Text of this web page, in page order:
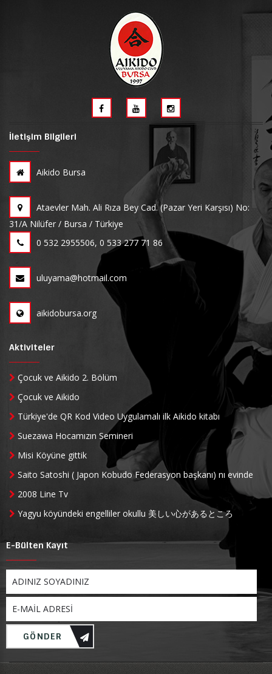
İletişim Bilgileri
Aikido Bursa
Ataevler Mah. Ali Rıza Bey Cad. (Pazar Yeri Karşısı) No:
31/A Nilüfer / Bursa / Türkiye
0 532 2955506, 0 533 277 71 86
uluyama@hotmail.com
aikidobursa.org
Aktiviteler
Çocuk ve Aikido 2. Bölüm
Çocuk ve Aikido
Türkiye'de QR Kod Video Uygulamalı ilk Aikido kitabı
Suezawa Hocamızın Semineri
Misi Köyüne gittik
Saito Satoshi ( Japon Kobudo Federasyon başkanı) nı evinde
2008 Line Tv
Yagyu köyündeki engelliler okullu 美しい心があるところ
E-Bülten Kayıt
GÖNDER